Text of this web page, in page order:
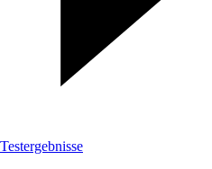
Testergebnisse